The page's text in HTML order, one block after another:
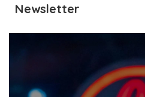
Newsletter